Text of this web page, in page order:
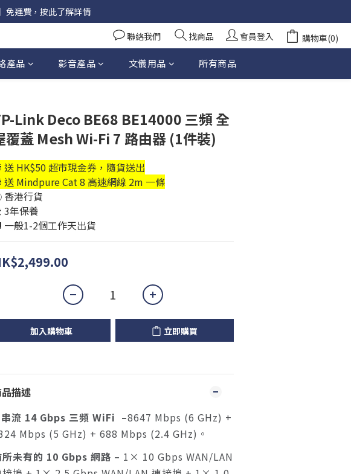
免運費，按此了解詳情
聯絡我們 找商品 會員登入 購物車(0)
產品 影音產品 文儀用品 所有商品
Link Deco BE68 BE14000 三頻 全
覆蓋 Mesh Wi-Fi 7 路由器 (1件裝)
送 HK$50 超市現金券，隨貨送出
送 Mindpure Cat 8 高速網線 2m 一條
香港行貨
年保養
一般1-2個工作天出貨
加入購物車 立即購買
描述
流 14 Gbps 三頻 WiFi –8647 Mbps (6 GHz) +
Mbps (5 GHz) + 688 Mbps (2.4 GHz)。
所未有的 10 Gbps 網路 – 1× 10 Gbps WAN/LAN